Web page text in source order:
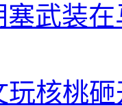
武装
玩核桃